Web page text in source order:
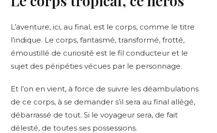
L’aventure, ici, au final, est le corps, comme le titre
l’indique. Le corps, fantasmé, transformé, frotté,
émoustillé de curiosité est le fil conducteur et le
sujet des péripéties vécues par le personnage.
Et l’on en vient, à force de suivre les déambulations
de ce corps, à se demander s’il sera au final allégé,
débarrassé de tout. Si le voyageur sera, de fait
délesté, de toutes ses possessions.